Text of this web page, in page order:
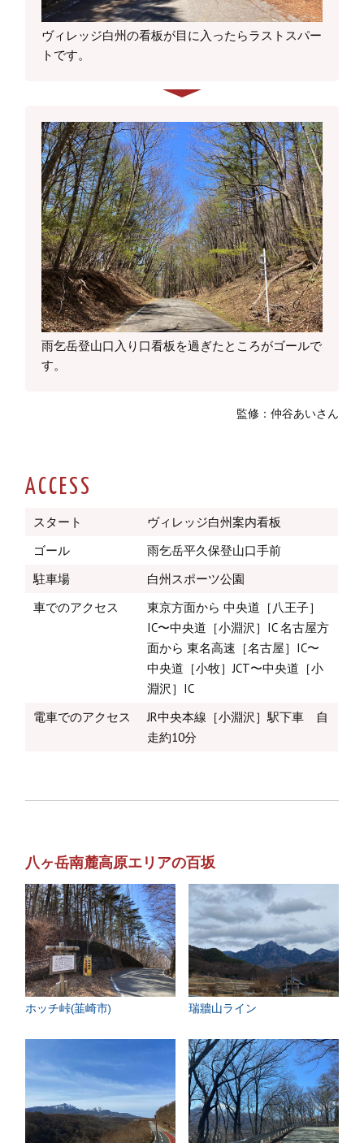
ヴィレッジ白州の看板が目に入ったらラストスパー
トです。
雨乞岳登山口入り口看板を過ぎたところがゴールで
す。
監修：仲谷あいさん
ACCESS
スタート
ヴィレッジ白州案内看板
ゴール
雨乞岳平久保登山口手前
駐車場
白州スポーツ公園
車でのアクセス
東京方面から 中央道［八王子］
IC〜中央道［小淵沢］IC 名古屋方
面から 東名高速［名古屋］IC〜
中央道［小牧］JCT〜中央道［小
淵沢］IC
電車でのアクセス
JR中央本線［小淵沢］駅下車 自
走約10分
八ヶ岳南麓高原エリアの百坂
ホッチ峠(韮崎市) 瑞牆山ライン